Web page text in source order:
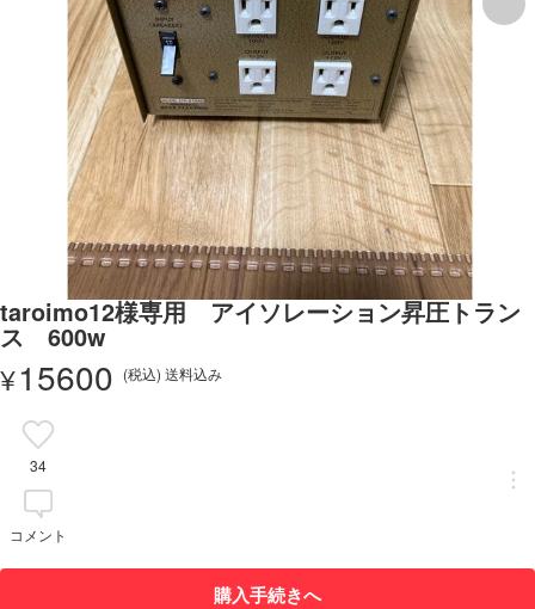
taroimo12様専用 アイソレーション昇圧トラン
ス 600w
¥15600 (税込) 送料込み
34
コメント
購入手続きへ